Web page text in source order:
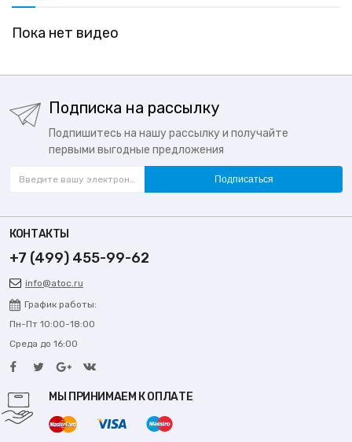
Пока нет видео
Подписка на рассылку
Подпишитесь на нашу рассылку и получайте
первыми выгодные предложения
Подписаться
КОНТАКТЫ
+7 (499) 455-99-62
info@atoc.ru
График работы:
Пн-Пт 10:00-18:00
Среда до 16:00
МЫ ПРИНИМАЕМ К ОПЛАТЕ